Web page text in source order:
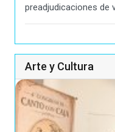
preadjudicaciones de
Arte y Cultura